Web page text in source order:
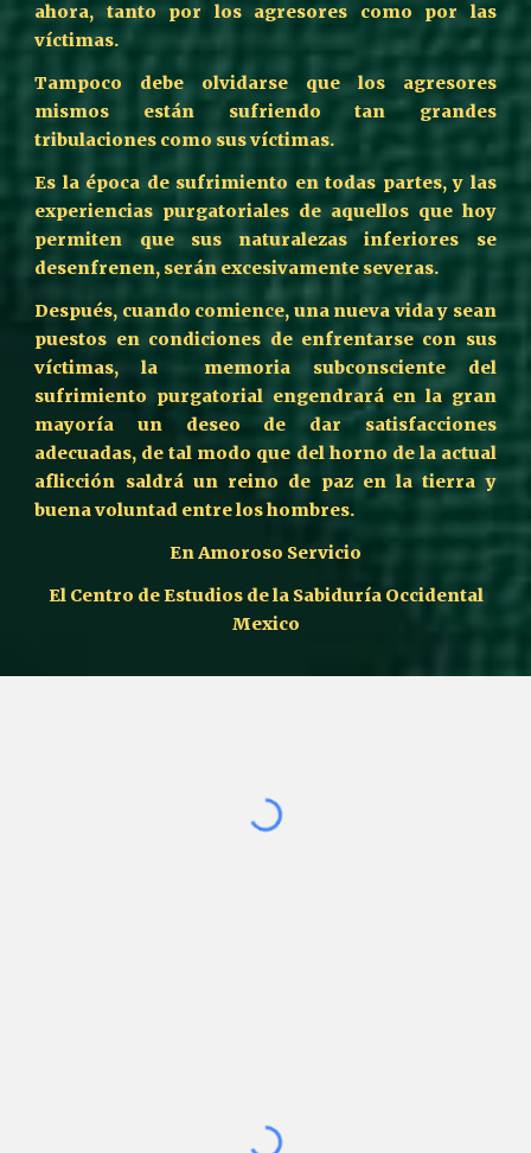
ahora, tanto por los agresores como por las
víctimas.
Tampoco debe olvidarse que los agresores
mismos están sufriendo tan grandes
tribulaciones como sus víctimas.
Es la época de sufrimiento en todas partes, y las
experiencias purgatoriales de aquellos que hoy
permiten que sus naturalezas inferiores se
desenfrenen, serán excesivamente severas.
Después, cuando comience, una nueva vida y sean
puestos en condiciones de enfrentarse con sus
víctimas, la memoria subconsciente del
sufrimiento purgatorial engendrará en la gran
mayoría un deseo de dar satisfacciones
adecuadas, de tal modo que del horno de la actual
aflicción saldrá un reino de paz en la tierra y
buena voluntad entre los hombres.
En Amoroso Servicio
El Centro de Estudios de la Sabiduría Occidental
Mexico